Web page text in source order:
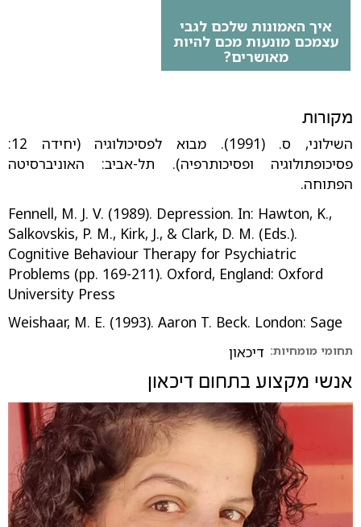
איך האמונות שלכם לגבי
עצמכם מונעות מכם להיות
מאושרים?
מקורות
השילוני, ס. (1991). מבוא לפסיכולוגיה (יחידה 12:
פסיכופתולוגיה ופסיכותרפיה). תל-אביב: האוניברסיטה
הפתוחה.
Fennell, M. J. V. (1989). Depression. In: Hawton, K.,
Salkovskis, P. M., Kirk, J., & Clark, D. M. (Eds.).
Cognitive Behaviour Therapy for Psychiatric
Problems (pp. 169-211). Oxford, England: Oxford
University Press
Weishaar, M. E. (1993). Aaron T. Beck. London: Sage
תחומי מומחיות: דיכאון
אנשי מקצוע בתחום דיכאון